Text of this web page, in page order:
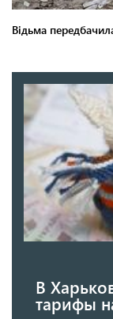
В
тарифы